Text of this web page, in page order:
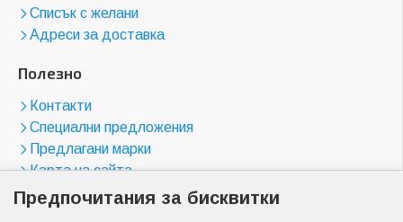
Списък с желани
Адреси за доставка
Полезно
Контакти
Специални предложения
Предлагани марки
Карта на сайта
Магазини
Предпочитания за бисквитки